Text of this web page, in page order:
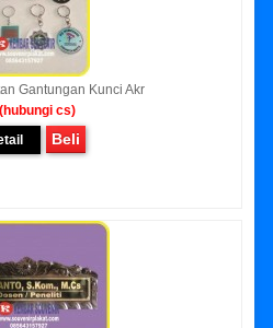
Gantungan Kunci Akr
cs)
Beli